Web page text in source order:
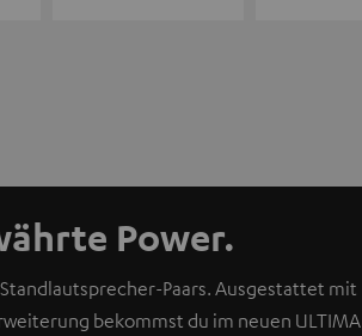
Power.
Paars. Ausgestattet mit
bekommst du im neuen ULTIMA